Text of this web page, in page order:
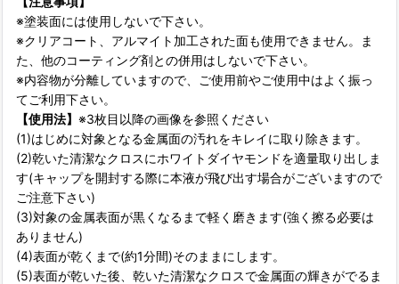
※塗装面には使用しないで下さい。
※クリアコート、アルマイト加工された面も使用できません。ま
た、他のコーティング剤との併用はしないで下さい。
※内容物が分離していますので、ご使用前やご使用中はよく振っ
てご利用下さい。
【使用法】 ※3枚目以降の画像を参照ください
(1)はじめに対象となる金属面の汚れをキレイに取り除きます。
(2)乾いた清潔なクロスにホワイトダイヤモンドを適量取り出しま
す(キャップを開封する際に本液が飛び出す場合がございますので
ご注意下さい)
(3)対象の金属表面が黒くなるまで軽く磨きます(強く擦る必要は
ありません)
(4)表面が乾くまで(約1分間)そのままにします。
(5)表面が乾いた後、乾いた清潔なクロスで金属面の輝きがでるま